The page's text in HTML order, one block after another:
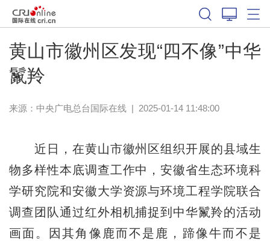
黄山市徽州区发现“四不像”中华
鬣羚
来源：中央广电总台国际在线| 2025-01-14 11:48:00
近日，在黄山市徽州区组织开展的县域生
物多样性本底调查工作中，安徽省生态环境科
学研究院和安徽大学资源与环境工程学院联合
调查团队通过红外相机捕捉到中华鬣羚的活动
画面。因其角像鹿而不是鹿，蹄像牛而不是